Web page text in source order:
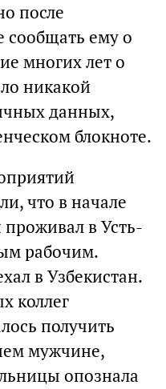
после
сообщать ему о
многих лет о
никакой
данных,
блокноте.
что в начале
в Усть-
рабочим.
в Узбекистан.
коллег
получить
мужчине,
опознала